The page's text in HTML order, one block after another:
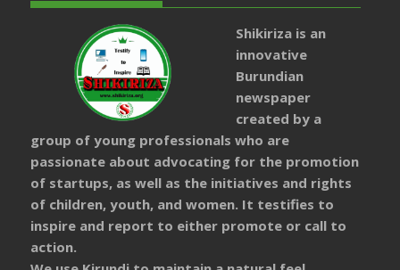
Shikiriza is an
innovative
Burundian
newspaper
created by a
group of young professionals who are
passionate about advocating for the promotion
of startups, as well as the initiatives and rights
of children, youth, and women. It testifies to
inspire and report to either promote or call to
action.